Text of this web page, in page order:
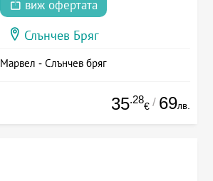
виж офертата
Слънчев Бряг
Марвел - Слънчев бряг
35.28
€ / 69лв.